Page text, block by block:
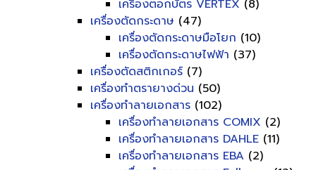
เครื่องตอกบัตร VERTEX (8)
เครื่องตัดกระดาษ (47)
เครื่องตัดกระดาษมือโยก (10)
เครื่องตัดกระดาษไฟฟ้า (37)
เครื่องตัดสติกเกอร์ (7)
เครื่องทำตรายางด่วน (50)
เครื่องทำลายเอกสาร (102)
เครื่องทำลายเอกสาร COMIX (2)
เครื่องทำลายเอกสาร DAHLE (11)
เครื่องทำลายเอกสาร EBA (2)